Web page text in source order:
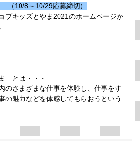
10/8～10/29応募締切）
ブキッズとやま2021のホームページか
」とは・・・
のさまざまな仕事を体験し、仕事をす
の魅力などを体感してもらおうという